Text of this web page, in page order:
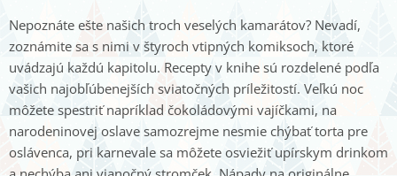
Nepoznáte ešte našich troch veselých kamarátov? Nevadí,
zoznámite sa s nimi v štyroch vtipných komiksoch, ktoré
uvádzajú každú kapitolu. Recepty v knihe sú rozdelené podľa
vašich najobľúbenejších sviatočných príležitostí. Veľkú noc
môžete spestriť napríklad čokoládovými vajíčkami, na
narodeninovej oslave samozrejme nesmie chýbať torta pre
oslávenca, pri karnevale sa môžete osviežiť upírskym drinkom